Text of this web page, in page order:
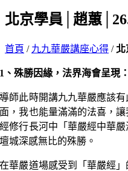
北京學員│趙蕙
首頁 / 九九華嚴講座心得 / 北
1、殊勝因緣，法界海會呈現：
導師此時開講九九華嚴應該
面，我也能量滿滿的法喜，
經修行長河中「華嚴經中華
壇城深感無比的殊勝。
在華嚴道場感受到「華嚴經